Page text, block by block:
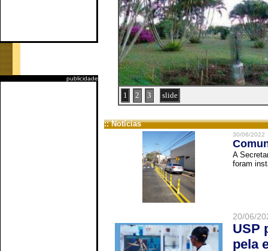
publicidade
1 2 3 slide
:: Notícias
30/06/2022
A
foram
20/06/
USP
pela